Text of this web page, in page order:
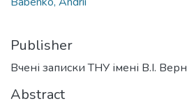
Publisher
Вчені записки ТНУ імені В.І.
Abstract